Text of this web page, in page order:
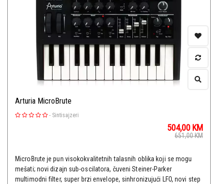
Arturia MicroBrute
- Sintisajzeri
504,00 KM
651,00KM
MicroBrute je pun visokokvalitetnih talasnih oblika koji se mogu
mešati; novi dizajn sub-oscilatora, čuveni Steiner-Parker
multimodni filter, super brzi envelope, sinhronizujući LFO, novi step